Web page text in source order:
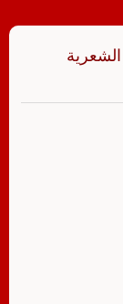
الشعرية